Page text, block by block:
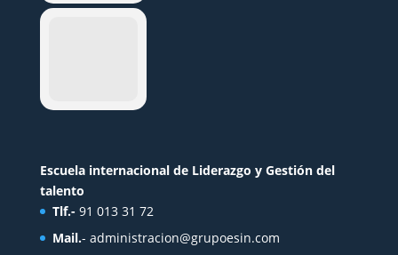
Escuela internacional de Liderazgo y Gestión del
talento
Tlf.- 91 013 31 72
Mail.- administracion@grupoesin.com